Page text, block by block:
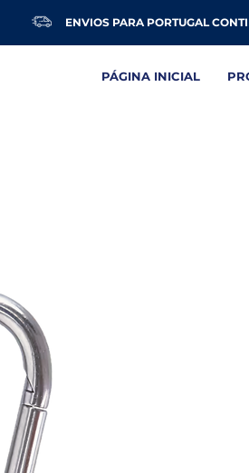
ENVIOS PARA PORTUGAL
PÁGINA INICIAL